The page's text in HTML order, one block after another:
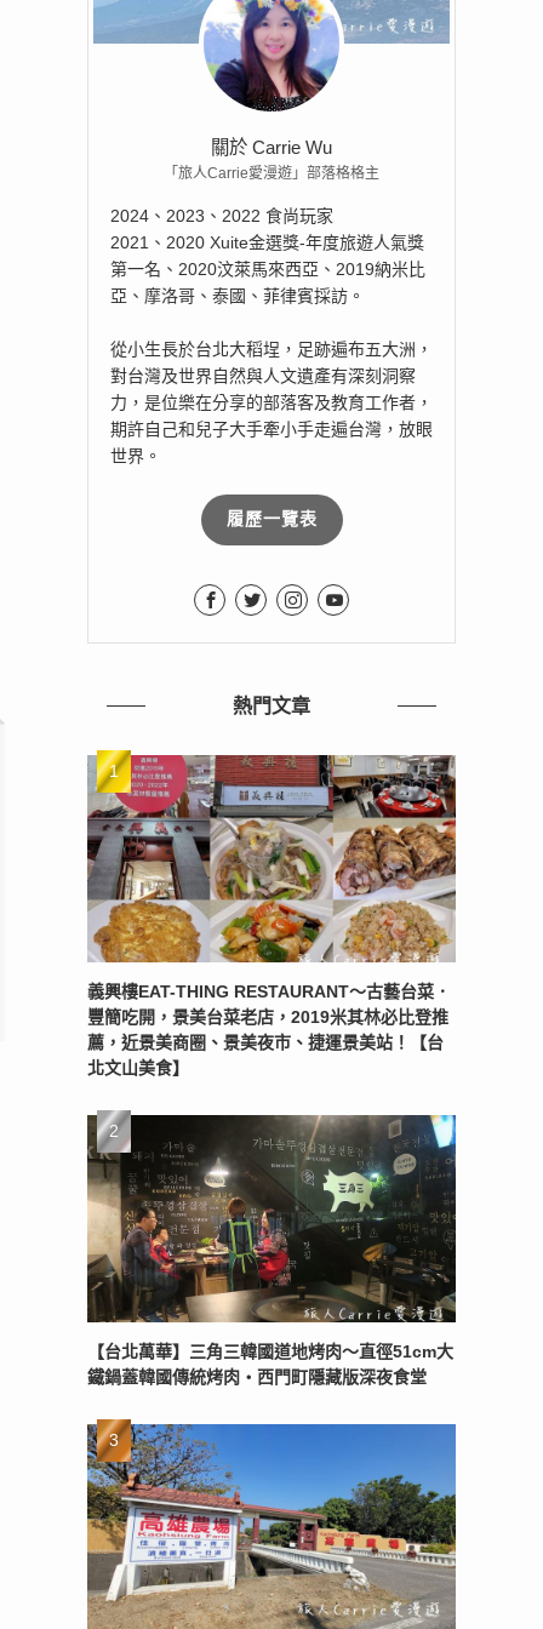
關於 Carrie Wu
「旅人Carrie愛漫遊」部落格格主
2024、2023、2022 食尚玩家
2021、2020 Xuite金選獎-年度旅遊人氣獎
第一名、2020汶萊馬來西亞、2019納米比
亞、摩洛哥、泰國、菲律賓採訪。
從小生長於台北大稻埕，足跡遍布五大洲，
對台灣及世界自然與人文遺產有深刻洞察
力，是位樂在分享的部落客及教育工作者，
期許自己和兒子大手牽小手走遍台灣，放眼
世界。
履歷一覽表
熱門文章
義興樓EAT-THING RESTAURANT〜古藝台菜．
豐簡吃開，景美台菜老店，2019米其林必比登推
薦，近景美商圈、景美夜市、捷運景美站！【台
北文山美食】
【台北萬華】三角三韓國道地烤肉～直徑51cm大
鐵鍋蓋韓國傳統烤肉‧西門町隱藏版深夜食堂